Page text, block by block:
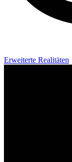
Erweiterte Realitäten